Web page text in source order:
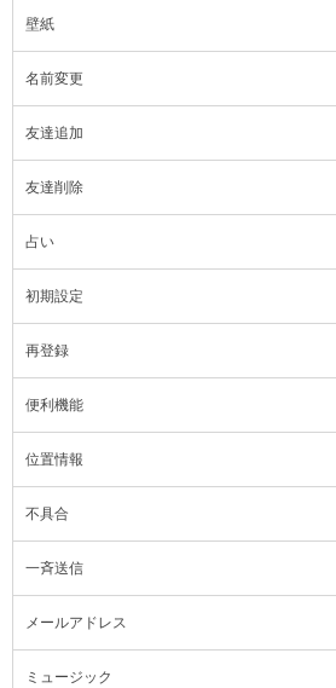
壁紙
名前変更
友達追加
友達削除
占い
初期設定
再登録
便利機能
位置情報
不具合
一斉送信
メールアドレス
ミュージック